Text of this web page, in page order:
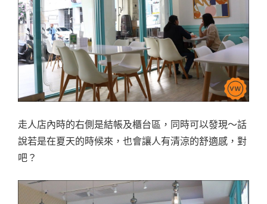
走人店內時的右側是結帳及櫃台區，同時可以發現～話
說若是在夏天的時候來，也會讓人有清涼的舒適感，對
吧？